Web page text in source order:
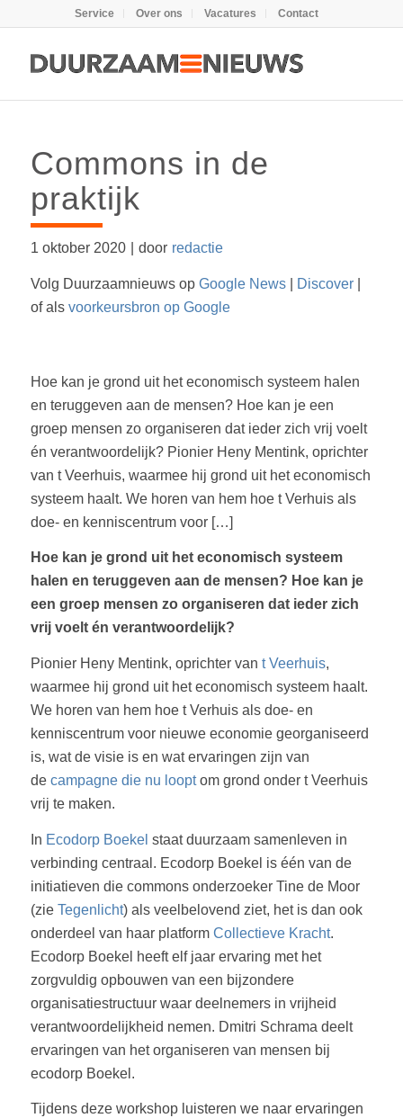
Service Over ons Vacatures Contact
Commons in de
praktijk
1 oktober 2020 door redactie
Volg Duurzaamnieuws op Google News| Discover|
of als voorkeursbron op Google
Hoe kan je grond uit het economisch systeem halen
en teruggeven aan de mensen? Hoe kan je een
groep mensen zo organiseren dat ieder zich vrij voelt
én verantwoordelijk? Pionier Heny Mentink, oprichter
van t Veerhuis, waarmee hij grond uit het economisch
systeem haalt. We horen van hem hoe t Verhuis als
doe- en kenniscentrum voor […]
Hoe kan je grond uit het economisch systeem
halen en teruggeven aan de mensen? Hoe kan je
een groep mensen zo organiseren dat ieder zich
vrij voelt én verantwoordelijk?
Pionier Heny Mentink, oprichter van t Veerhuis,
waarmee hij grond uit het economisch systeem haalt.
We horen van hem hoe t Verhuis als doe- en
kenniscentrum voor nieuwe economie georganiseerd
is, wat de visie is en wat ervaringen zijn van
de campagne die nu looptom grond onder t Veerhuis
vrij te maken.
In Ecodorp Boekel staat duurzaam samenleven in
verbinding centraal. Ecodorp Boekel is één van de
initiatieven die commons onderzoeker Tine de Moor
(zie Tegenlicht) als veelbelovend ziet, het is dan ook
onderdeel van haar platform Collectieve Kracht.
Ecodorp Boekel heeft elf jaar ervaring met het
zorgvuldig opbouwen van een bijzondere
organisatiestructuur waar deelnemers in vrijheid
verantwoordelijkheid nemen. Dmitri Schrama deelt
ervaringen van het organiseren van mensen bij
ecodorp Boekel.
Tijdens deze workshop luisteren we naar ervaringen